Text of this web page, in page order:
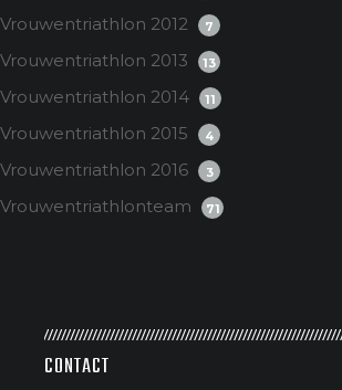
Vrouwentriathlon 2012 7
Vrouwentriathlon 2013 13
Vrouwentriathlon 2014 11
Vrouwentriathlon 2015 4
Vrouwentriathlon 2016 3
Vrouwentriathlonteam 71
CONTACT